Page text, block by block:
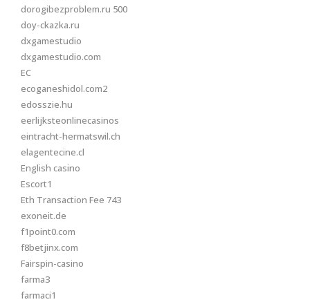
dorogibezproblem.ru 500
doy-ckazka.ru
dxgamestudio
dxgamestudio.com
EC
ecoganeshidol.com2
edosszie.hu
eerlijksteonlinecasinos
eintracht-hermatswil.ch
elagentecine.cl
English casino
Escort1
Eth Transaction Fee 743
exoneit.de
f1point0.com
f8betjinx.com
Fairspin-casino
farma3
farmaci1